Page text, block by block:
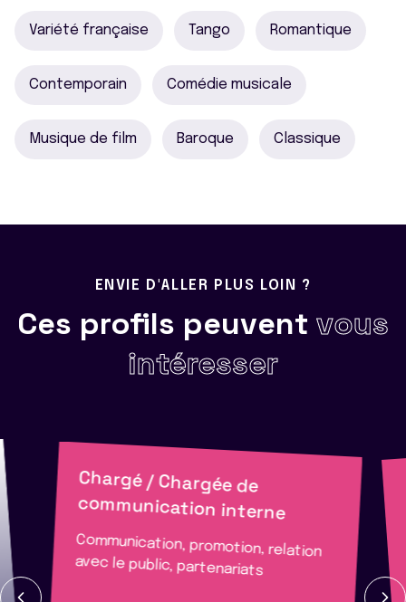
Variété française Tango Romantique
Contemporain Comédie musicale
Musique de film Baroque Classique
ENVIE D'ALLER PLUS LOIN ?
Ces profils peuvent vous
intéresser
Chargé / Chargée de
communication interne
Communication, promotion, relation
avec le public, partenariats